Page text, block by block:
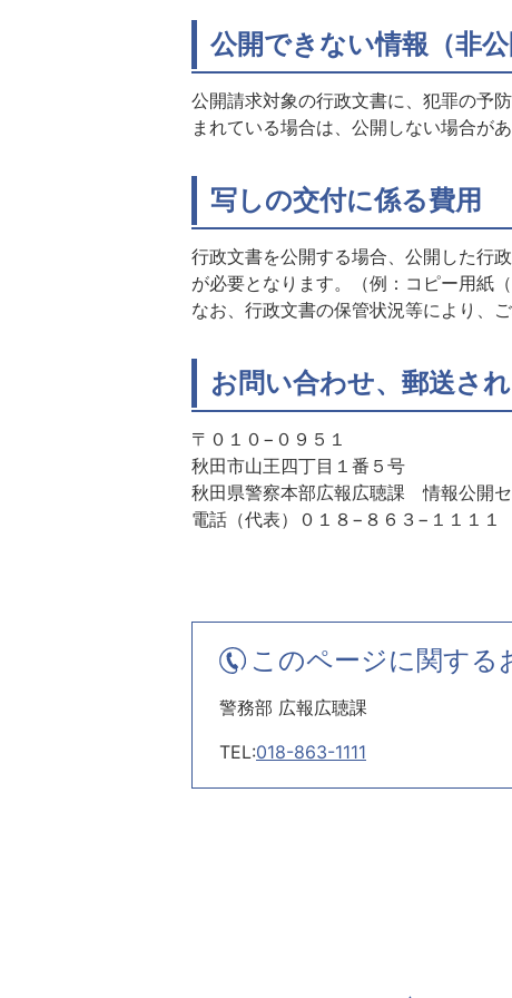
公開できない情報（非公
公開請求対象の行政文書に、犯罪の予
まれている場合は、公開しない場合があ
写しの交付に係る費用
行政文書を公開する場合、公開した行
が必要となります。（例：コピー用紙
なお、行政文書の保管状況等により、
お問い合わせ、郵送さ
〒０１０−０９５１
秋田市山王四丁目１番５号
秋田県警察本部広報広聴課 情報公開
電話（代表）０１８−８６３−１１１１
このページに関する
警務部 広報広聴課
TEL:018-863-1111